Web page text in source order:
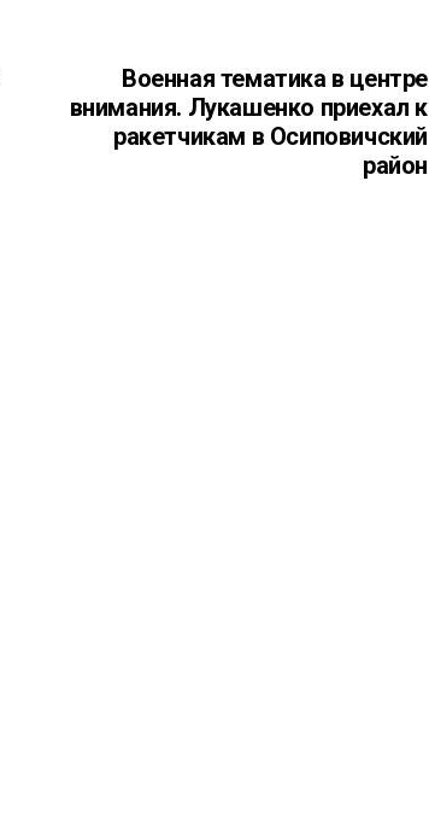
Военная тематика в центре
внимания. Лукашенко приехал к
ракетчикам в Осиповичский
район